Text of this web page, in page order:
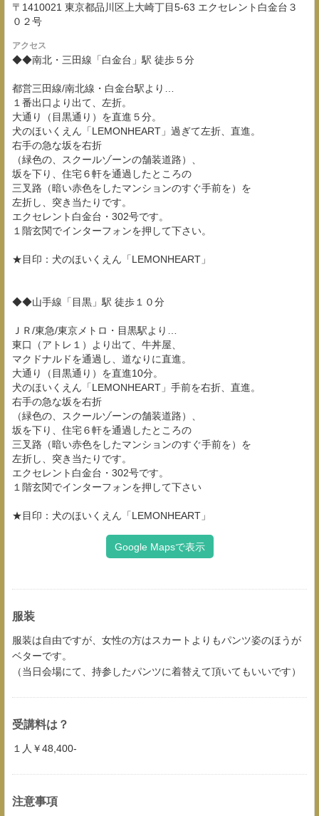
〒1410021 東京都品川区上大崎丁目5-63 エクセレント白金台３
０２号
アクセス
◆◆南北・三田線「白金台」駅 徒歩５分
都営三田線/南北線・白金台駅より…
１番出口より出て、左折。
大通り（目黒通り）を直進５分。
犬のほいくえん「LEMONHEART」過ぎて左折、直進。
右手の急な坂を右折
（緑色の、スクールゾーンの舗装道路）、
坂を下り、住宅６軒を通過したところの
三叉路（暗い赤色をしたマンションのすぐ手前を）を
左折し、突き当たりです。
エクセレント白金台・302号です。
１階玄関でインターフォンを押して下さい。
★目印：犬のほいくえん「LEMONHEART」
◆◆山手線「目黒」駅 徒歩１０分
ＪＲ/東急/東京メトロ・目黒駅より…
東口（アトレ１）より出て、牛丼屋、
マクドナルドを通過し、道なりに直進。
大通り（目黒通り）を直進10分。
犬のほいくえん「LEMONHEART」手前を右折、直進。
右手の急な坂を右折
（緑色の、スクールゾーンの舗装道路）、
坂を下り、住宅６軒を通過したところの
三叉路（暗い赤色をしたマンションのすぐ手前を）を
左折し、突き当たりです。
エクセレント白金台・302号です。
１階玄関でインターフォンを押して下さい
★目印：犬のほいくえん「LEMONHEART」
Google Mapsで表示
服装
服装は自由ですが、女性の方はスカートよりもパンツ姿のほうが
ベターです。
（当日会場にて、持参したパンツに着替えて頂いてもいいです）
受講料は？
１人￥48,400-
注意事項